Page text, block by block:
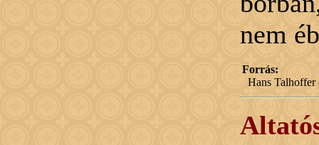
nem
Forrás:
Hans Talhoffer